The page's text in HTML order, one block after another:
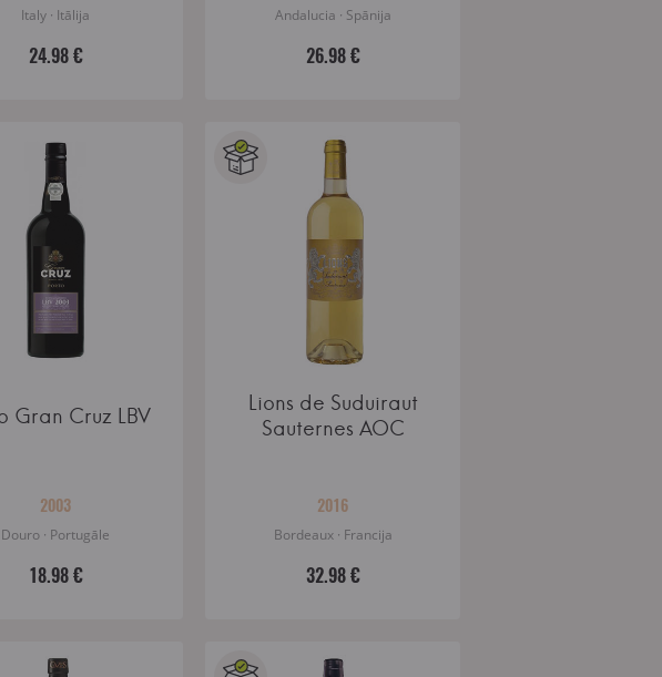
Italy · Itālija
24.98 €
Andalucia · Spānija
26.98 €
Gran Cruz LBV
2003
Douro · Portugāle
18.98 €
Lions de Suduiraut
Sauternes AOC
2016
Bordeaux · Francija
32.98 €